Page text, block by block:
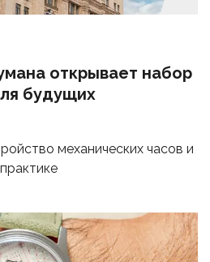
открывает набор
будущих
механических часов и